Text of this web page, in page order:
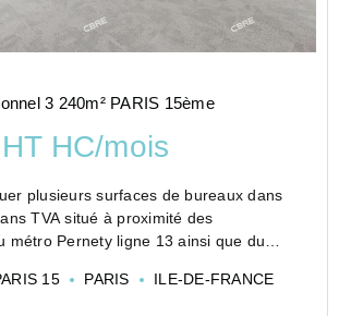
3 240m² PARIS 15ème
HC/mois
plusieurs surfaces de bureaux dans
TVA situé à proximité des
métro Pernety ligne 13 ainsi que du
sur la Tour Eiffel.
15 PARIS ILE-DE-FRANCE